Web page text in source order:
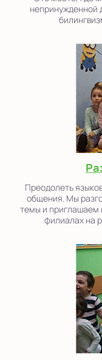
непринужденной
Преодолеть
общения. Мы
темы и приглашаем
филиалах на